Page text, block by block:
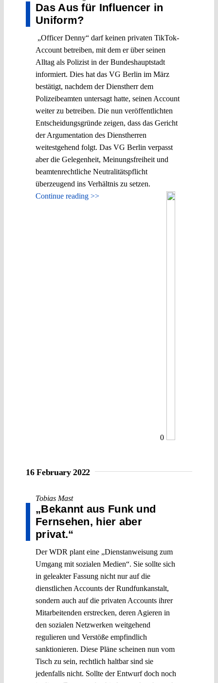
Das Aus für Influencer in
Uniform?
„Officer Denny“ darf keinen privaten TikTok-
Account betreiben, mit dem er über seinen
Alltag als Polizist in der Bundeshauptstadt
informiert. Dies hat das VG Berlin im März
bestätigt, nachdem der Dienstherr dem
Polizeibeamten untersagt hatte, seinen Account
weiter zu betreiben. Die nun veröffentlichten
Entscheidungsgründe zeigen, dass das Gericht
der Argumentation des Dienstherren
weitestgehend folgt. Das VG Berlin verpasst
aber die Gelegenheit, Meinungsfreiheit und
beamtenrechtliche Neutralitätspflicht
überzeugend ins Verhältnis zu setzen.
Continue reading >>
0
16 February 2022
Tobias Mast
„Bekannt aus Funk und
Fernsehen, hier aber
privat.“
Der WDR plant eine „Dienstanweisung zum
Umgang mit sozialen Medien“. Sie sollte sich
in geleakter Fassung nicht nur auf die
dienstlichen Accounts der Rundfunkanstalt,
sondern auch auf die privaten Accounts ihrer
Mitarbeitenden erstrecken, deren Agieren in
den sozialen Netzwerken weitgehend
regulieren und Verstöße empfindlich
sanktionieren. Diese Pläne scheinen nun vom
Tisch zu sein, rechtlich haltbar sind sie
jedenfalls nicht. Sollte der Entwurf doch noch